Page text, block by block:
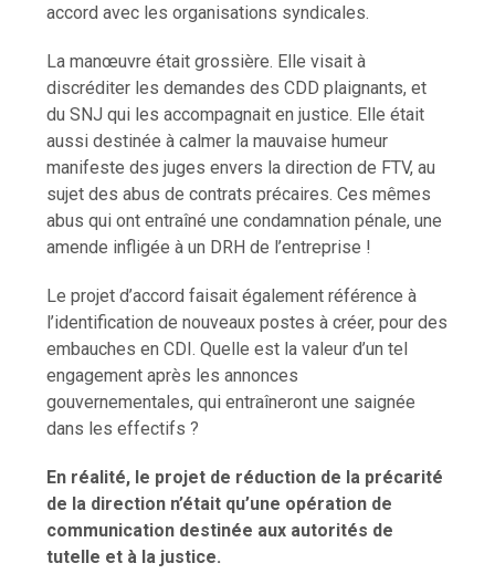
accord avec les organisations syndicales.
La manœuvre était grossière. Elle visait à
discréditer les demandes des CDD plaignants, et
du SNJ qui les accompagnait en justice. Elle était
aussi destinée à calmer la mauvaise humeur
manifeste des juges envers la direction de FTV, au
sujet des abus de contrats précaires. Ces mêmes
abus qui ont entraîné une condamnation pénale, une
amende infligée à un DRH de l’entreprise !
Le projet d’accord faisait également référence à
l’identification de nouveaux postes à créer, pour des
embauches en CDI. Quelle est la valeur d’un tel
engagement après les annonces
gouvernementales, qui entraîneront une saignée
dans les effectifs ?
En réalité, le projet de réduction de la précarité
de la direction n’était qu’une opération de
communication destinée aux autorités de
tutelle et à la justice.